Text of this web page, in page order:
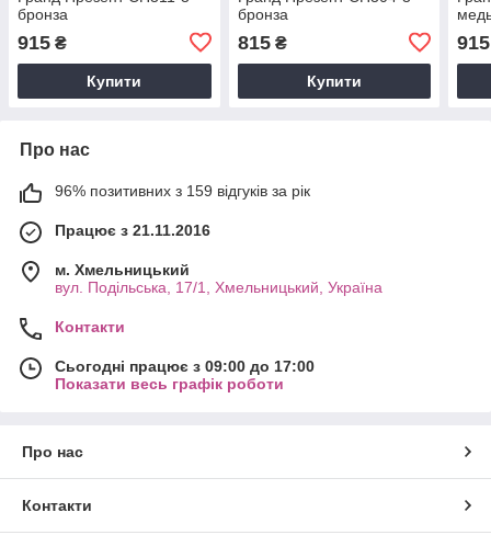
бронза
915 ₴
Купити
бронза
815₴
Купити
915
Про нас
96% позитивних з 159 відгуків за рік
Працює з 21.11.2016
м. Хмельницький
вул. Подільська, 17/1, Хмельницький, Україна
Контакти
Сьогодні працює з 09:00 до 17:00
Показати весь графік роботи
Про нас
Контакти